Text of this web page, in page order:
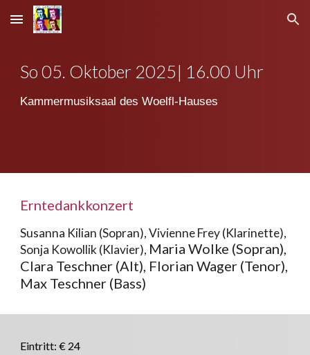
Skip to main content Skip to navigation
So 05. Oktober 2025| 16.00 Uhr
Kammermusiksaal des Woelfl-Hauses
Erntedankkonzert
Susanna Kilian (Sopran), Vivienne Frey (Klarinette),
Sonja Kowollik (Klavier), Maria Wolke (Sopran),
Clara Teschner (Alt), Florian Wager (Tenor),
Max Teschner (Bass)
Eintritt: € 24